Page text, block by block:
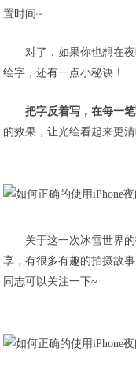
置时间~
对了，如果你也想在
绘字，还有一点小秘诀！
把字反着写，在每一
的效果，让光绘看起来更
关于这一次冰雪世界
享，有很多有趣的拍摄故
同志可以关注一下~